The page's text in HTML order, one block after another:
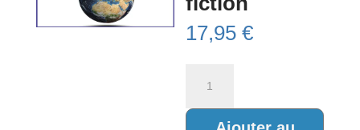
17,95€
RELIGION